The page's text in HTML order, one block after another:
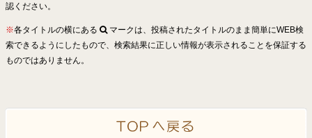
認ください。
※各タイトルの横にある
マークは、投稿されたタイトルのまま簡単にWEB検
索できるようにしたもので、検索結果に正しい情報が表示されることを保証する
ものではありません。